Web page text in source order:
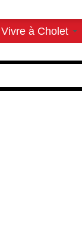
Vivre à Cholet